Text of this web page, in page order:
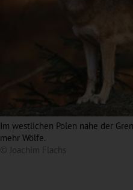
Im westlichen Polen nahe der
mehr Wölfe.
© Joachim Flachs